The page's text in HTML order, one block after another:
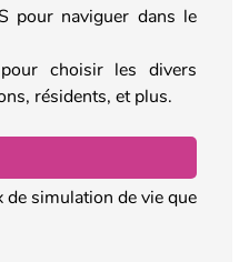
pour naviguer dans le
choisir les divers
résidents, et plus.
simulation de vie que